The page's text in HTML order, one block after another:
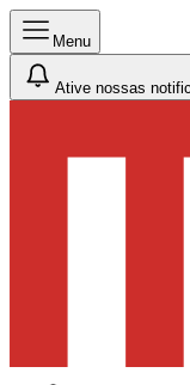
Menu
Ative nossas